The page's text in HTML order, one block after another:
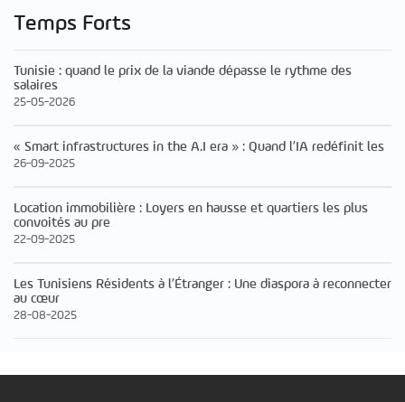
Temps Forts
Tunisie : quand le prix de la viande dépasse le rythme des
salaires
25-05-2026
« Smart infrastructures in the A.I era » : Quand l’IA redéfinit les
26-09-2025
Location immobilière : Loyers en hausse et quartiers les plus
convoités au pre
22-09-2025
Les Tunisiens Résidents à l’Étranger : Une diaspora à reconnecter
au cœur
28-08-2025